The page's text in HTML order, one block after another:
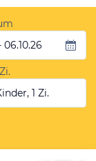
1 Zi.